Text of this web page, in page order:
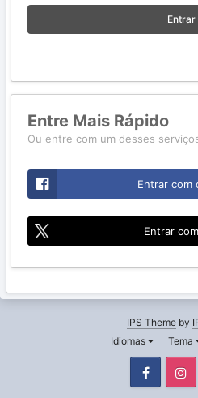
Entrar
Entre Mais Rápido
Ou entre com um desses
Entrar com
Entrar
IPS Theme by
Idiomas
Tema